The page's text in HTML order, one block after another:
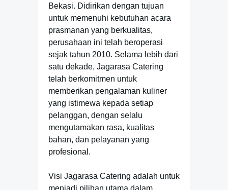
Bekasi. Didirikan dengan tujuan
untuk memenuhi kebutuhan acara
prasmanan yang berkualitas,
perusahaan ini telah beroperasi
sejak tahun 2010. Selama lebih dari
satu dekade, Jagarasa Catering
telah berkomitmen untuk
memberikan pengalaman kuliner
yang istimewa kepada setiap
pelanggan, dengan selalu
mengutamakan rasa, kualitas
bahan, dan pelayanan yang
profesional.
Visi Jagarasa Catering adalah untuk
menjadi pilihan utama dalam